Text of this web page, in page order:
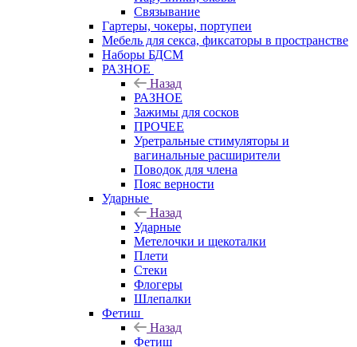
Связывание
Гартеры, чокеры, портупеи
Мебель для секса, фиксаторы в пространстве
Наборы БДСМ
РАЗНОЕ
Назад
РАЗНОЕ
Зажимы для сосков
ПРОЧЕЕ
Уретральные стимуляторы и
вагинальные расширители
Поводок для члена
Пояс верности
Ударные
Назад
Ударные
Метелочки и щекоталки
Плети
Стеки
Флогеры
Шлепалки
Фетиш
Назад
Фетиш